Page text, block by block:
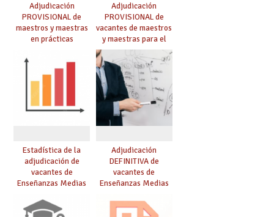
Adjudicación
PROVISIONAL de
maestros y maestras
en prácticas
Adjudicación
PROVISIONAL de
vacantes de maestros
y maestras para el
curso 26-27
Estadística de la
adjudicación de
vacantes de
Enseñanzas Medias
Adjudicación
DEFINITIVA de
vacantes de
Enseñanzas Medias